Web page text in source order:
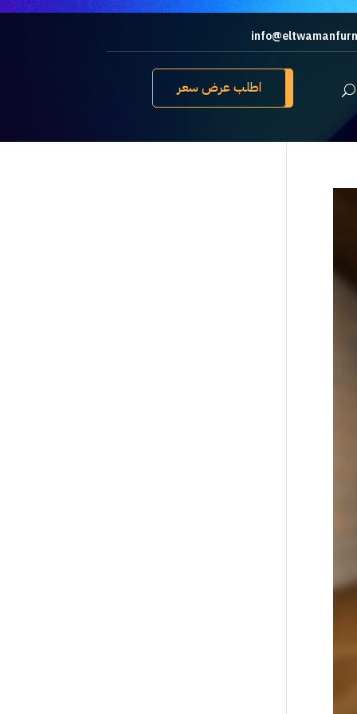
اطلب عرض سعر